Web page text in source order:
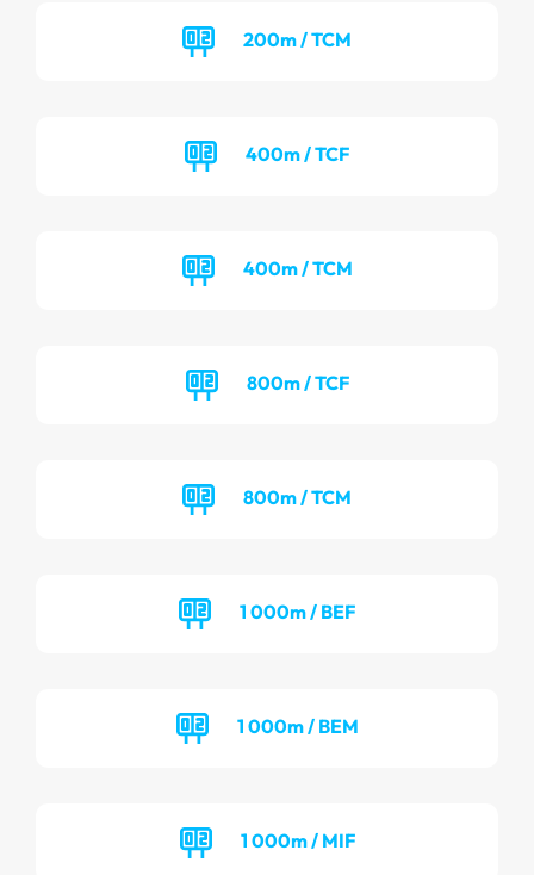
200m / TCM
400m / TCF
400m / TCM
800m / TCF
800m / TCM
1 000m / BEF
1 000m / BEM
1 000m / MIF